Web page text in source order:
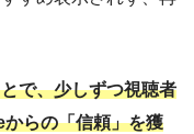
で、少しずつ視聴者
らの「信頼」を獲